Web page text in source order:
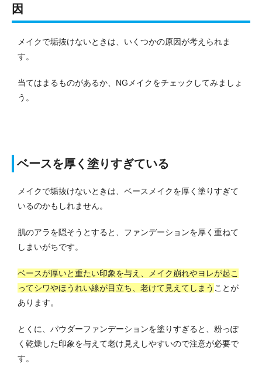
因
メイクで垢抜けないときは、いくつかの原因が考えられま
す。
当てはまるものがあるか、NGメイクをチェックしてみましょ
う。
ベースを厚く塗りすぎている
メイクで垢抜けないときは、ベースメイクを厚く塗りすぎて
いるのかもしれません。
肌のアラを隠そうとすると、ファンデーションを厚く重ねて
しまいがちです。
ベースが厚いと重たい印象を与え、メイク崩れやヨレが起こ
ってシワやほうれい線が目立ち、老けて見えてしまう ことが
あります。
とくに、パウダーファンデーションを塗りすぎると、粉っぽ
く乾燥した印象を与えて老け見えしやすいので注意が必要で
す。